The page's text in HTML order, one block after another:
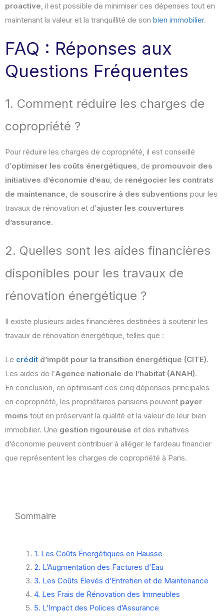
proactive, il est possible de minimiser ces dépenses tout en
maintenant la valeur et la tranquillité de son bien immobilier.
FAQ : Réponses aux
Questions Fréquentes
1. Comment réduire les charges de
copropriété ?
Pour réduire les charges de copropriété, il est conseillé
d’optimiser les coûts énergétiques, de promouvoir des
initiatives d’économie d’eau, de renégocier les contrats
de maintenance, de souscrire à des subventions pour les
travaux de rénovation et d’ajuster les couvertures
d’assurance.
2. Quelles sont les aides financières
disponibles pour les travaux de
rénovation énergétique ?
Il existe plusieurs aides financières destinées à soutenir les
travaux de rénovation énergétique, telles que :
Le crédit d’impôt pour la transition énergétique (CITE).
Les aides de l’Agence nationale de l’habitat (ANAH).
En conclusion, en optimisant ces cinq dépenses principales
en copropriété, les propriétaires parisiens peuvent payer
moins tout en préservant la qualité et la valeur de leur bien
immobilier. Une gestion rigoureuse et des initiatives
d’économie peuvent contribuer à alléger le fardeau financier
que représentent les charges de copropriété à Paris.
Sommaire
1. Les Coûts Énergétiques en Hausse
2. L’Augmentation des Factures d’Eau
3. Les Coûts Élevés d’Entretien et de Maintenance
4. Les Frais de Rénovation des Immeubles
5. L’Impact des Polices d’Assurance